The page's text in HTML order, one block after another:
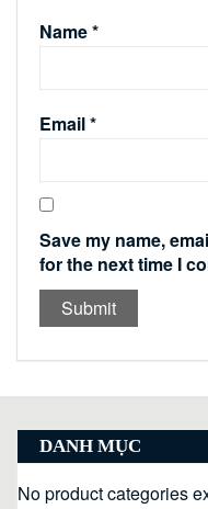
Name*
Email*
Save my name,
for the next time I
DANH MỤC
No product categories